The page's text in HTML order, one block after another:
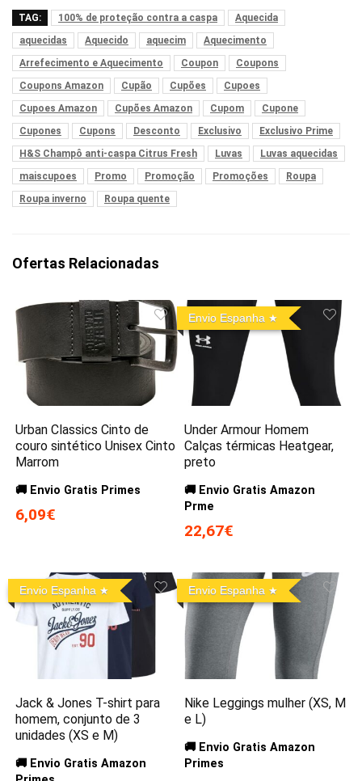
TAG: 100% de proteção contra a caspa
Aquecida
aquecidas
Aquecido aquecim
Aquecimento
Arrefecimento e Aquecimento
Coupon
Coupons
Coupons Amazon
Cupão Cupões
Cupoes
Cupoes Amazon
Cupões Amazon Cupom
Cupone
Cupones
Cupons Desconto Exclusivo
Exclusivo Prime
H&S Champô anti-caspa Citrus Fresh
Luvas
Luvas aquecidas
maiscupoes
Promo Promoção Promoções
Roupa
Roupa inverno
Roupa quente
Ofertas Relacionadas
Urban Classics Cinto de
couro sintético Unisex Cinto
Marrom
🚚 Envio Gratis Primes
6,09€
Envio Espanha
Under Armour Homem
Calças térmicas Heatgear,
preto
🚚 Envio Gratis Amazon
Prme
22,67€
Envio Espanha
Jack & Jones T-shirt para
homem, conjunto de 3
unidades (XS e M)
🚚 Envio Gratis Amazon
Envio Espanha
Nike Leggings mulher (XS, M
e L)
🚚 Envio Gratis Amazon
Primes